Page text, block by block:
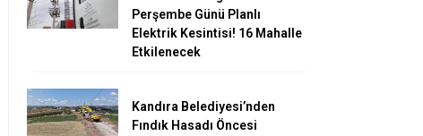
Perşembe Günü Planlı
Elektrik Kesintisi! 16 Mahalle
Etkilenecek
Kandıra Belediyesi’nden
Fındık Hasadı Öncesi